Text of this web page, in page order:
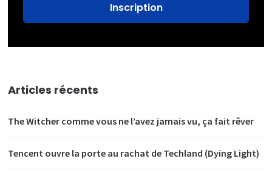
Articles récents
The Witcher comme vous ne l’avez jamais vu, ça fait rêver
Tencent ouvre la porte au rachat de Techland (Dying Light)